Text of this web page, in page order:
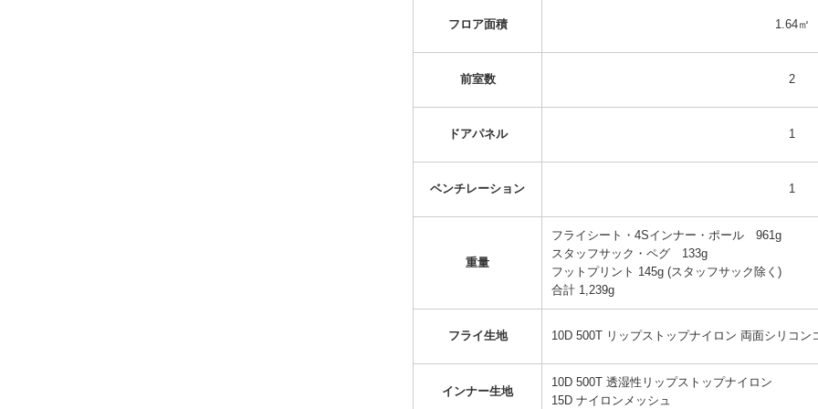
フロア面積 1.64㎡
前室数 2
ドアパネル 1
ベンチレーション 1
重量
フライシート・4Sインナー・ポール 961g
スタッフサック・ペグ 133g
フットプリント 145g (スタッフサック除く)
合計 1,239g
フライ生地 10D 500T リップストップナイロン 両面シリコン
インナー生地
10D 500T 透湿性リップストップナイロン
15D ナイロンメッシュ